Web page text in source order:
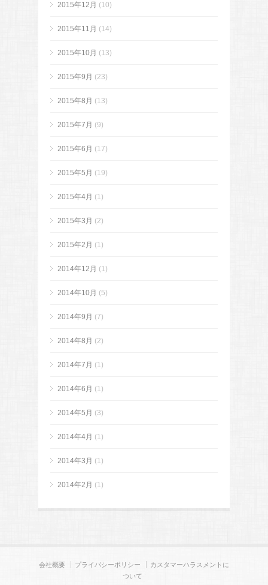
2015年12月 (10)
2015年11月 (14)
2015年10月 (13)
2015年9月 (23)
2015年8月 (13)
2015年7月 (9)
2015年6月 (17)
2015年5月 (19)
2015年4月 (1)
2015年3月 (2)
2015年2月 (1)
2014年12月 (1)
2014年10月 (5)
2014年9月 (7)
2014年8月 (2)
2014年7月 (1)
2014年6月 (1)
2014年5月 (3)
2014年4月 (1)
2014年3月 (1)
2014年2月 (1)
会社概要 プライバシーポリシー
カスタマーハラスメントに
ついて